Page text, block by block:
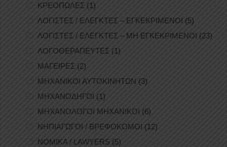
ΚΡΕΟΠΩΛΕΣ (1)
ΛΟΓΙΣΤΕΣ / ΕΛΕΓΚΤΕΣ – ΕΓΚΕΚΡΙΜΕΝΟΙ (5)
ΛΟΓΙΣΤΕΣ / ΕΛΕΓΚΤΕΣ – ΜΗ ΕΓΚΕΚΡΙΜΕΝΟΙ (23)
ΛΟΓΟΘΕΡΑΠΕΥΤΕΣ (1)
ΜΑΓΕΙΡΕΣ (2)
ΜΗΧΑΝΙΚΟΙ ΑΥΤΟΚΙΝΗΤΩΝ (3)
ΜΗΧΑΝΟΔΗΓΟΙ (1)
ΜΗΧΑΝΟΛΟΓΟΙ ΜΗΧΑΝΙΚΟΙ (6)
ΝΗΠΙΑΓΩΓΟΙ / ΒΡΕΦΟΚΟΜΟΙ (12)
ΝΟΜΙΚΑ / LAWYERS (5)